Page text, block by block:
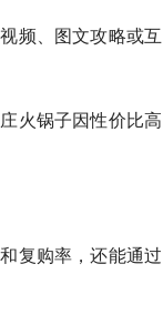
频、图文攻略或互
火锅子因性价比高
复购率，还能通过